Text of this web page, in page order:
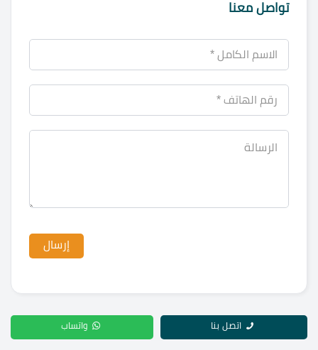
تواصل معنا
اتصل بنا واتساب